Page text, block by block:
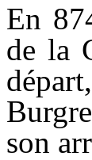
En
de la
son